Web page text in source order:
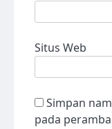
Situs Web
Simpan
pada